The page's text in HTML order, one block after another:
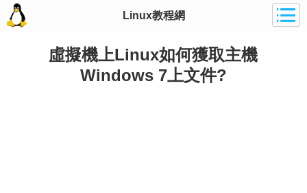
Linux教程網
虛擬機上Linux如何獲取主機
Windows 7上文件?